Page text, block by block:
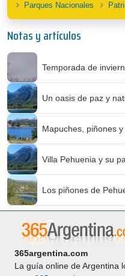
Parques Nacionales
Notas y artículos
Temporada de
Un oasis de paz y
Mapuches, piñones
Villa Pehuenia y su
Los piñones de
365argentina.com
La guía online de Argentina